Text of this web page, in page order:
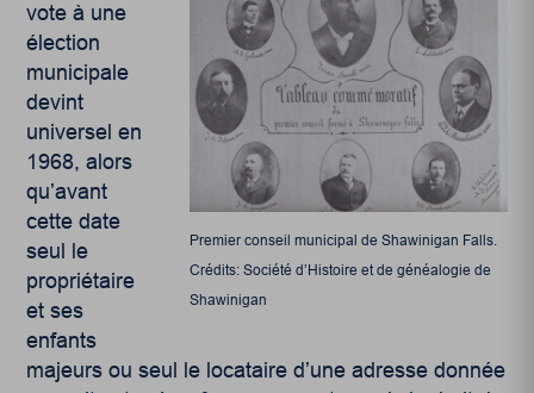
Premier conseil municipal de Shawinigan Falls.
Crédits: Société d’Histoire et de généalogie de
Shawinigan
vote à une
élection
municipale
devint
universel en
1968, alors
qu’avant
cette date
seul le
propriétaire
et ses
enfants
majeurs ou seul le locataire d’une adresse donnée